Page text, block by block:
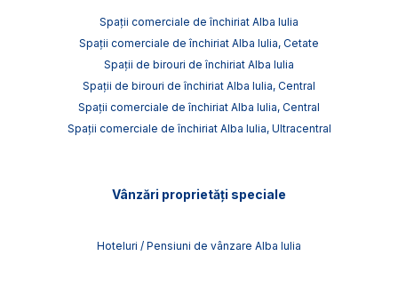
Spații comerciale de închiriat Alba Iulia
Spații comerciale de închiriat Alba Iulia, Cetate
Spații de birouri de închiriat Alba Iulia
Spații de birouri de închiriat Alba Iulia, Central
Spații comerciale de închiriat Alba Iulia, Central
Spații comerciale de închiriat Alba Iulia, Ultracentral
Vânzări proprietăți speciale
Hoteluri / Pensiuni de vânzare Alba Iulia